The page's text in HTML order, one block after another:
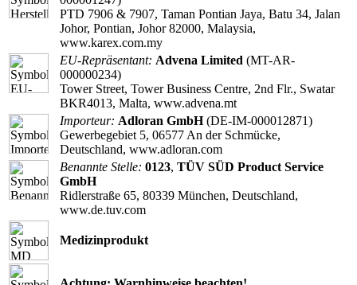
PTD 7906 & 7907, Taman Pontian Jaya, Batu 34, Jalan
Johor, Pontian, Johor 82000, Malaysia,
www.karex.com.my
EU-Repräsentant: Advena Limited (MT-AR-
000000234)
Tower Street, Tower Business Centre, 2nd Flr., Swatar
BKR4013, Malta, www.advena.mt
Importeur: Adloran GmbH(DE-IM-000012871)
Gewerbegebiet 5, 06577 An der Schmücke,
Deutschland, www.adloran.com
Benannte Stelle: 0123, TÜV SÜD Product Service
GmbH
Ridlerstraße 65, 80339 München, Deutschland,
www.de.tuv.com
Medizinprodukt